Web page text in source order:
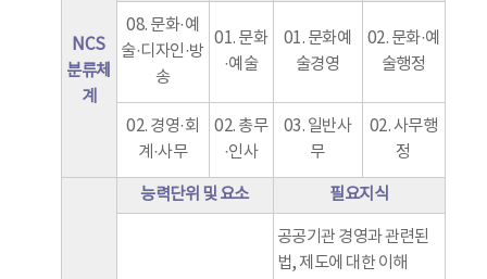
NCS
분류체
계
08. 문화·예
술·디자인·방
송
01. 문화
·예술
01. 문화예
술경영
02. 문화·예
술행정
02. 경영·회
계·사무
02. 총무
·인사
03. 일반사
무
02. 사무행
정
능력단위 및 요소 필요지식
공공기관 경영과 관련된
법, 제도에 대한 이해